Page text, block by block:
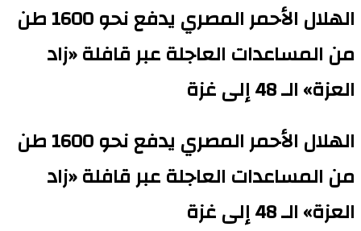
الهلال الأحمر المصري يدفع نحو 1600 طن
من المساعدات العاجلة عبر قافلة «زاد
العزة» الـ 48 إلى غزة
الهلال الأحمر المصري يدفع نحو 1600 طن
من المساعدات العاجلة عبر قافلة «زاد
العزة» الـ 48 إلى غزة